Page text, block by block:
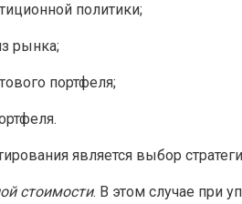
политики;
рынка;
портфеля;
является выбор
стоимости. В этом случае при